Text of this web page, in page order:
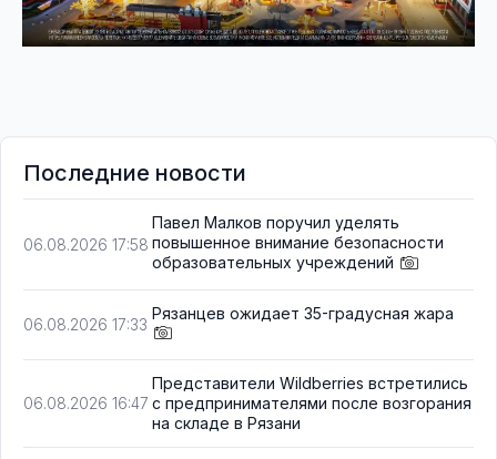
Последние новости
06.08.2026 17:58
Павел Малков поручил уделять
повышенное внимание безопасности
образовательных учреждений
06.08.2026 17:33
Рязанцев ожидает 35-градусная жара
06.08.2026 16:47
Представители Wildberries встретились
с предпринимателями после возгорания
на складе в Рязани